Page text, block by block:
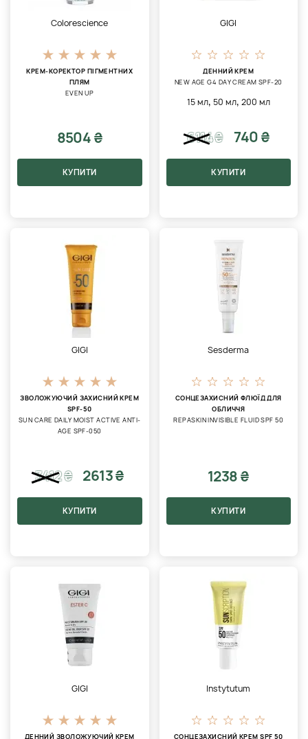
Colorescience
КРЕМ-КОРЕКТОР ПІГМЕНТНИХ
ПЛЯМ
EVEN UP
8504 ₴
КУПИТИ
GIGI
ДЕННИЙ КРЕМ
NEW AGE G4 DAY CREAM SPF-20
15 мл, 50 мл, 200 мл
6114₴ 740 ₴
КУПИТИ
GIGI
ЗВОЛОЖУЮЧИЙ ЗАХИСНИЙ КРЕМ
SPF-50
SUN CARE DAILY MOIST ACTIVE ANTI-
AGE SPF-050
3412₴ 2613 ₴
КУПИТИ
Sesderma
СОНЦЕЗАХИСНИЙ ФЛЮЇД ДЛЯ
ОБЛИЧЧЯ
REPASKIN INVISIBLE FLUID SPF 50
1238 ₴
КУПИТИ
GIGI
ДЕННИЙ ЗВОЛОЖУЮЧИЙ КРЕМ
Instytutum
СОНЦЕЗАХИСНИЙ КРЕМ SPF 50